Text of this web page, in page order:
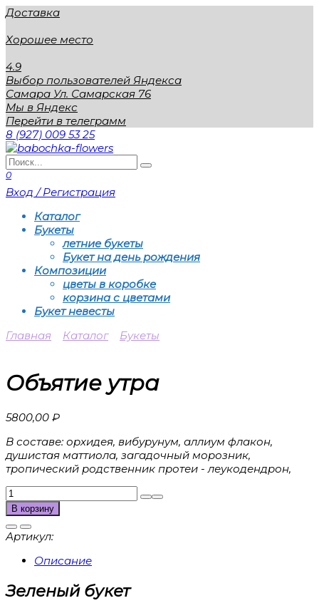
Перейти
содержанию
Доставка
Хорошее место
4.9
Выбор пользователей Яндекса
Самара Ул. Самарская 76
Мы в Яндекс
Перейти в телеграмм
8 (927) 009 53 25
Search
for:
0
Вход / Регистрация
Каталог
Букеты
летние букеты
Букет на день рождения
Композиции
цветы в коробке
корзина с цветами
Букет невесты
Главная
Каталог Букеты
Объятие утра
5800,00 ₽
В составе: орхидея, вибурунум, аллиум флакон,
душистая маттиола, загадочный морозник,
тропический родственник протеи - леукодендрон,
Количество
товара
Объятие
утра
В корзину
Артикул:
Описание
Зеленый букет